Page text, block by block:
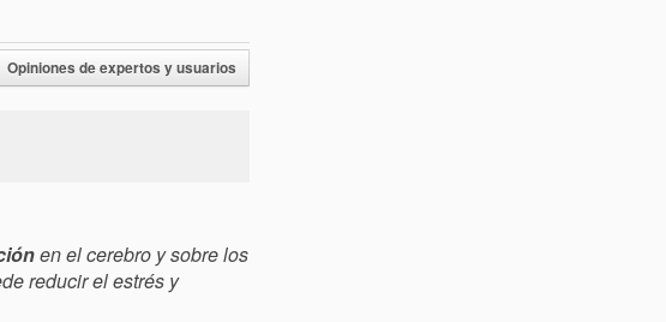
Opiniones de expertos y usuarios
en el cerebro y sobre los
reducir el estrés y